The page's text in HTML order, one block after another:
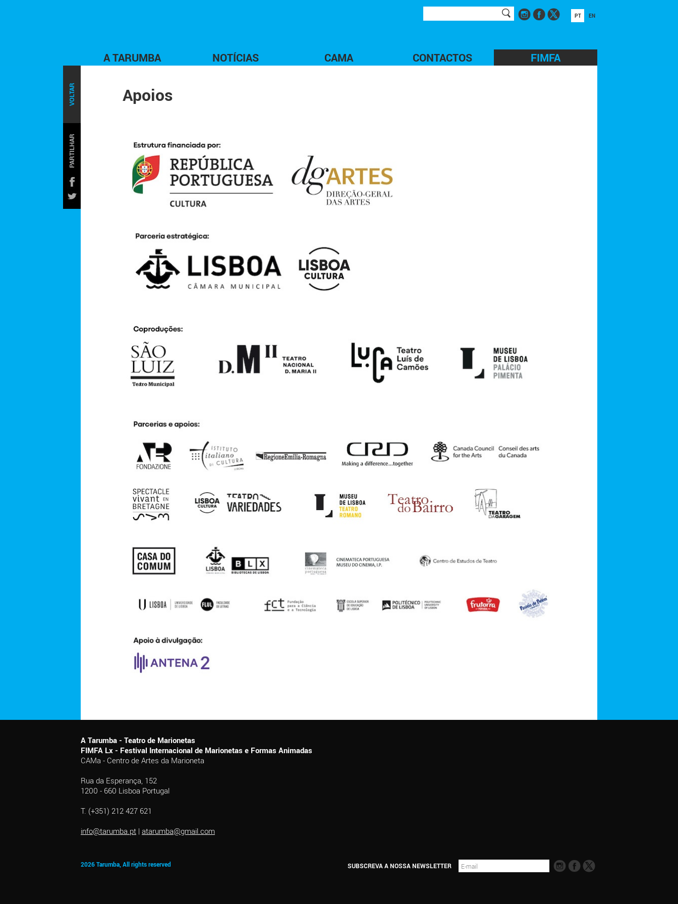
A TARUMBA NOTÍCIAS CAMA CONTACTOS FIMFA
PT EN
VOLTAR
PARTILHAR
Apoios
A Tarumba - Teatro de Marionetas
FIMFA Lx - Festival Internacional de Marionetas e Formas Animadas
CAMa - Centro de Artes da Marioneta
Rua da Esperança, 152
1200 - 660 Lisboa Portugal
T. (+351) 212 427 621
info@tarumba.pt | atarumba@gmail.com
2026 Tarumba, All rights reserved SUBSCREVA A NOSSA NEWSLETTER